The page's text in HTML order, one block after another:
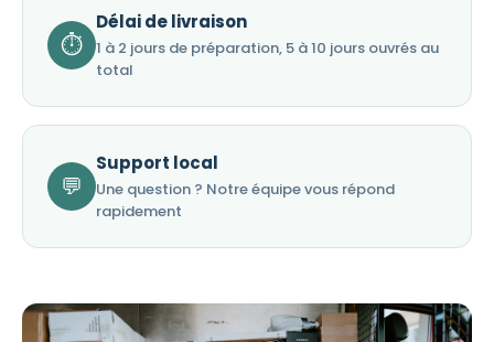
⏱
Délai de livraison
1 à 2 jours de préparation, 5 à 10 jours ouvrés au
total
💬
Support local
Une question ? Notre équipe vous répond
rapidement